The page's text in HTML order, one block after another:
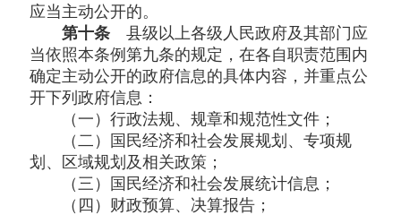
应当主动公开的。
第十条县级以上各级人民政府及其部门应
当依照本条例第九条的规定，在各自职责范围内
确定主动公开的政府信息的具体内容，并重点公
开下列政府信息：
（一）行政法规、规章和规范性文件；
（二）国民经济和社会发展规划、专项规
划、区域规划及相关政策；
（三）国民经济和社会发展统计信息；
（四）财政预算、决算报告；